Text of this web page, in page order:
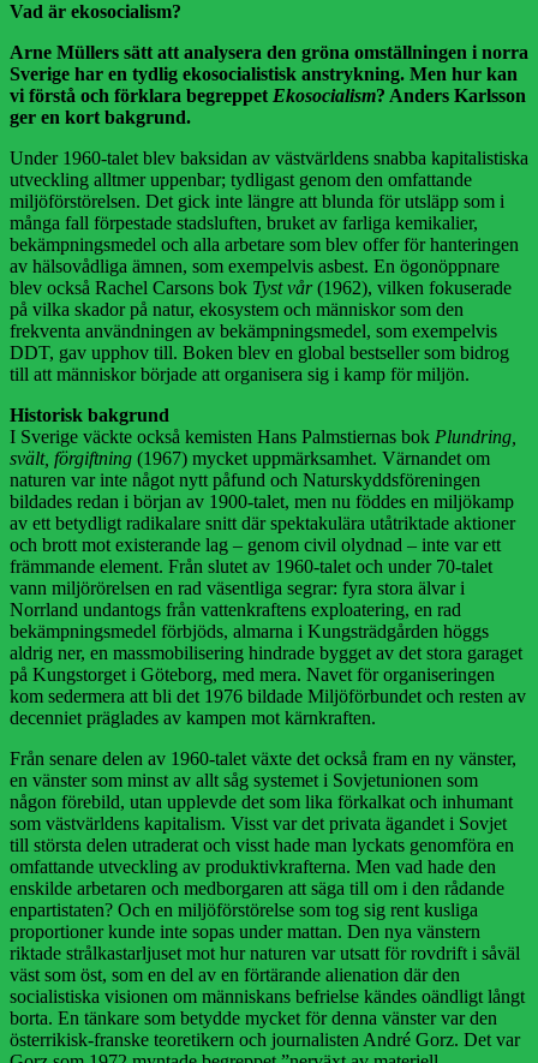
Vad är ekosocialism?
Arne Müllers sätt att analysera den gröna omställningen i norra
Sverige har en tydlig ekosocialistisk anstrykning. Men hur kan
vi förstå och förklara begreppet Ekosocialism? Anders Karlsson
ger en kort bakgrund.
Under 1960-talet blev baksidan av västvärldens snabba kapitalistiska
utveckling alltmer uppenbar; tydligast genom den omfattande
miljöförstörelsen. Det gick inte längre att blunda för utsläpp som i
många fall förpestade stadsluften, bruket av farliga kemikalier,
bekämpningsmedel och alla arbetare som blev offer för hanteringen
av hälsovådliga ämnen, som exempelvis asbest. En ögonöppnare
blev också Rachel Carsons bok Tyst vår(1962), vilken fokuserade
på vilka skador på natur, ekosystem och människor som den
frekventa användningen av bekämpningsmedel, som exempelvis
DDT, gav upphov till. Boken blev en global bestseller som bidrog
till att människor började att organisera sig i kamp för miljön.
Historisk bakgrund
I Sverige väckte också kemisten Hans Palmstiernas bok Plundring,
svält, förgiftning (1967) mycket uppmärksamhet. Värnandet om
naturen var inte något nytt påfund och Naturskyddsföreningen
bildades redan i början av 1900-talet, men nu föddes en miljökamp
av ett betydligt radikalare snitt där spektakulära utåtriktade aktioner
och brott mot existerande lag – genom civil olydnad – inte var ett
främmande element. Från slutet av 1960-talet och under 70-talet
vann miljörörelsen en rad väsentliga segrar: fyra stora älvar i
Norrland undantogs från vattenkraftens exploatering, en rad
bekämpningsmedel förbjöds, almarna i Kungsträdgården höggs
aldrig ner, en massmobilisering hindrade bygget av det stora garaget
på Kungstorget i Göteborg, med mera. Navet för organiseringen
kom sedermera att bli det 1976 bildade Miljöförbundet och resten av
decenniet präglades av kampen mot kärnkraften.
Från senare delen av 1960-talet växte det också fram en ny vänster,
en vänster som minst av allt såg systemet i Sovjetunionen som
någon förebild, utan upplevde det som lika förkalkat och inhumant
som västvärldens kapitalism. Visst var det privata ägandet i Sovjet
till största delen utraderat och visst hade man lyckats genomföra en
omfattande utveckling av produktivkrafterna. Men vad hade den
enskilde arbetaren och medborgaren att säga till om i den rådande
enpartistaten? Och en miljöförstörelse som tog sig rent kusliga
proportioner kunde inte sopas under mattan. Den nya vänstern
riktade strålkastarljuset mot hur naturen var utsatt för rovdrift i såväl
väst som öst, som en del av en förtärande alienation där den
socialistiska visionen om människans befrielse kändes oändligt långt
borta. En tänkare som betydde mycket för denna vänster var den
österrikisk-franske teoretikern och journalisten André Gorz. Det var